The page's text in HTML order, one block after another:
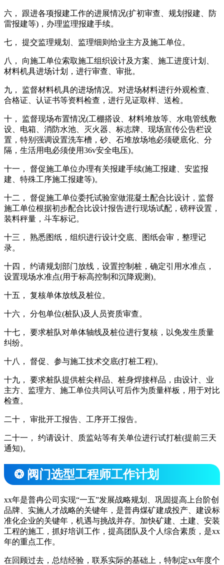
六， 跟进各项报建工作的进展情况(扩初审查、规划报建、防
雷报建等)，办理监理报建手续。
七， 提交监理规划、监理细则给业主方及施工单位。
八， 向施工单位索取施工组织设计及方案、施工进度计划、
材料机具进场计划，进行审查、审批。
九， 监督材料机具的进场情况。对进场材料进行外观检查、
合格证、认证书等资料检查，进行见证取样、送检。
十， 监督现场布置情况(工棚搭设、材料堆放等、水电管线敷
设、电箱、消防水池、灭火器、标志牌、现场宣传公告栏设
置，特别强调设置洗车槽，砂、石堆放场地必须硬底化、分
隔，生活用电必须使用36v安全电压)。
十一， 督促施工单位办理有关报建手续(施工报建、安监报
建、特殊工序施工报建等)。
十二， 督促施工单位委托试验室做混凝土配合比设计，监督
施工单位根据初步配合比设计报告进行现场试配，磅秤设置，
装料秤量，斗车标记。
十三， 熟悉图纸，组织进行设计交底、图纸会审，整理记
录。
十四， 约请规划部门放线，设置控制桩，确定引用水准点，
设置现场水准点(用于标高控制和沉降观测)。
十五， 复核单体放线及桩位。
十六， 分包单位(桩队)及人员资质审查。
十七， 要求桩队对单体轴线及桩位进行复核，以免发生质量
纠纷。
十八， 督促、参与施工技术交底(打桩工程)。
十九， 要求桩队提供桩尖样品、桩身焊接样品，由设计、业
主方、监理方、施工单位共同认可后作为质量样板，用于对比
检查。
二十， 审批开工报告、工序开工报告。
二十一， 约请设计、质监站等有关单位进行试打桩(提前三天
通知)。
❂ 阀门选型工程师工作计划
xx年是普冉公司实现“一五”发展战略规划、巩固提高上台阶创
品牌、实施人才战略的关键年，是普冉煤矿建成投产、建设标
准化企业的关键年，机遇与挑战并存。加快矿建、土建、安装
工程的施工，抓好培训工作，提高团队及个人综合素质，是xx
年的重点工作。
在回顾过去，总结经验，联系实际的基础上，特制定xx年度个